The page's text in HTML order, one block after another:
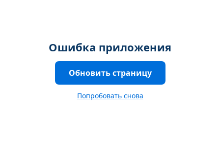
Ошибка приложения
Обновить страницу
Попробовать снова